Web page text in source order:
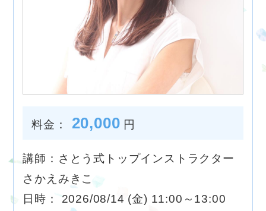
料金： 20,000 円
講師：さとう式トップインストラクター
さかえみきこ
日時： 2026/08/14 (金) 11:00～13:00